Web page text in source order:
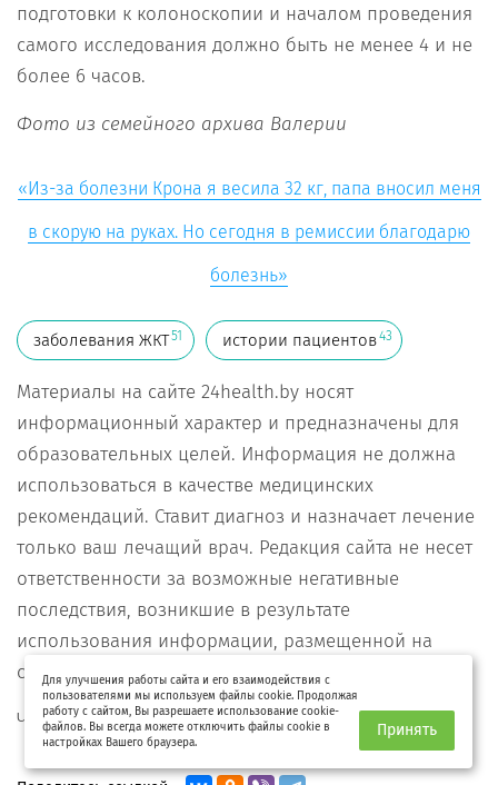
подготовки к колоноскопии и началом проведения
самого исследования должно быть не менее 4 и не
более 6 часов.
Фото из семейного архива Валерии
«Из-за болезни Крона я весила 32 кг, папа вносил меня
в скорую на руках. Но сегодня в ремиссии благодарю
болезнь»
заболевания ЖКТ51 истории пациентов43
Материалы на сайте 24health.by носят
информационный характер и предназначены для
образовательных целей. Информация не должна
использоваться в качестве медицинских
рекомендаций. Ставит диагноз и назначает лечение
только ваш лечащий врач. Редакция сайта не несет
ответственности за возможные негативные
последствия, возникшие в результате
использования информации, размещенной на
сайте 24health.by.
Читайте нас наЯндекс-дзен
Для улучшения работы сайта и его взаимодействия с
пользователями мы используем файлы cookie. Продолжая
работу с сайтом, Вы разрешаете использование cookie-
файлов. Вы всегда можете отключить файлы cookie в
настройках Вашего браузера.
Принять